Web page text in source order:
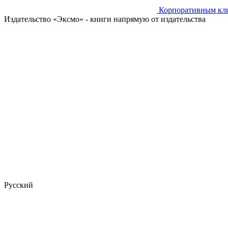
Корпоративным
Издательство «Эксмо» - книги напрямую от издательства
Русский